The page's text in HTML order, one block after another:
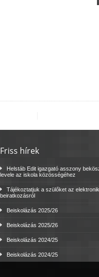
Friss hírek
Helstáb Edit igazgató asszony
levele az iskola közösségéhez
Tájékoztatjuk a szülőket az
beiratkozásról
Beiskolázás 2025/26
Beiskolázás 2025/26
Beiskolázás 2024/25
Beiskolázás 2024/25